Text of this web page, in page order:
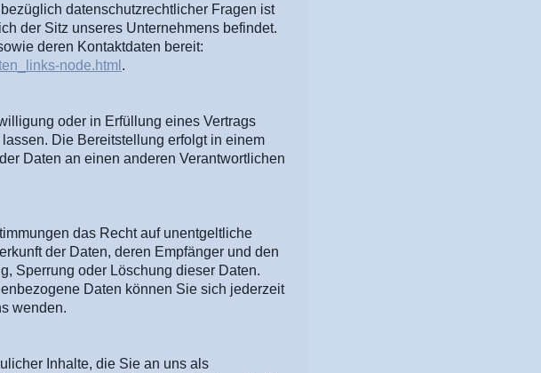
datenschutzrechtlicher Fragen ist
der Sitz unseres Unternehmens befindet.
deren Kontaktdaten bereit:
node.html .
oder in Erfüllung eines Vertrags
Die Bereitstellung erfolgt in einem
Daten an einen anderen Verantwortlichen
das Recht auf unentgeltliche
der Daten, deren Empfänger und den
Sperrung oder Löschung dieser Daten.
Daten können Sie sich jederzeit
wenden.
Inhalte, die Sie an uns als